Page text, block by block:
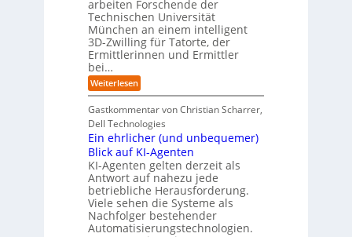
R
o
u
t
e
-
H
e
r
s
t
e
l
l
e
r
n
e
n
K
I
-
r
o
j
e
k
t
e
i
n
d
e
r
I
n
d
n
d
e
s
C
b
e
r
r
s
i
k
o
,
w
a
c
h
s
t
e
s
L
e
e
n
f
ü
r
I
n
d
u
s
t
r
i
e
r
arbeiten Forschende der
Technischen Universität
München an einem intelligent
3D-Zwilling für Tatorte, der
Ermittlerinnen und Ermittler
bei…
Weiterlesen:
E
n
3
D
-
Z
w
i
l
l
i
n
Gastkommentar von Christian Scharrer,
Dell Technologies
Ein ehrlicher (und unbequemer)
Blick auf KI-Agenten
KI-Agenten gelten derzeit als
Antwort auf nahezu jede
betriebliche Herausforderung.
Viele sehen die Systeme als
Nachfolger bestehender
Automatisierungstechnologien.